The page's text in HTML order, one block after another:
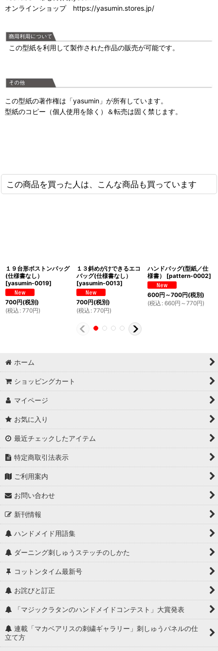
オンラインショップ https://yasumin.stores.jp/
この型紙を利用して製作された作品の販売が可能です。
この型紙の著作権は「yasumin」が所有しています。
型紙のコピー（個人使用を除く）＆転売は固く禁じます。
この商品を買った人は、こんな商品も買っています
１９台形ボストンバッグ
(仕様書なし）
[yasumin-0019]
700円(税別)
(税込 : 770円)
１３斜めがけできるエコ
バッグ(仕様書なし）
[yasumin-0013]
700円(税別)
(税込 : 770円)
ハンドバッグ(型紙／仕
様書）
[pattern-0002]
600円 ～700円(税別)
(税込 : 660円 ～770円)
ホーム
ショッピングカート
マイページ
お気に入り
最近チェックしたアイテム
特定商取引法表示
ご利用案内
お問い合わせ
新刊情報
ハンドメイド用語集
ダーニング刺しゅうステッチのしかた
コットンタイム最新号
お詫びと訂正
「マジックラタンのハンドメイドコンテスト」大賞発表
連載「マカベアリスの刺繍ギャラリー」刺しゅうパネルの仕
立て方